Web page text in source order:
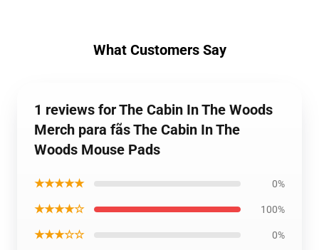
What Customers Say
1 reviews for The Cabin In The Woods
Merch para fãs The Cabin In The
Woods Mouse Pads
★★★★★ 0%
★★★★☆ 100%
★★★☆☆ 0%